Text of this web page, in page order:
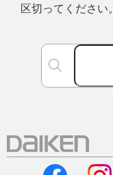
区切ってください。